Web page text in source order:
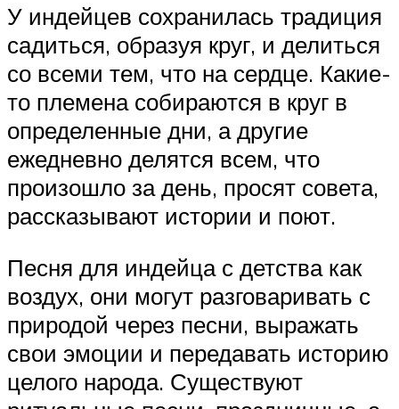
У индейцев сохранилась традиция
садиться, образуя круг, и делиться
со всеми тем, что на сердце. Какие-
то племена собираются в круг в
определенные дни, а другие
ежедневно делятся всем, что
произошло за день, просят совета,
рассказывают истории и поют.
Песня для индейца с детства как
воздух, они могут разговаривать с
природой через песни, выражать
свои эмоции и передавать историю
целого народа. Существуют